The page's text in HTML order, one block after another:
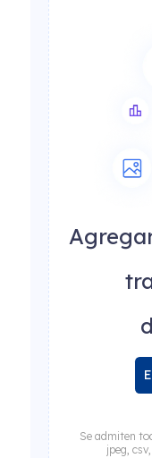
Se admiten
jpeg,